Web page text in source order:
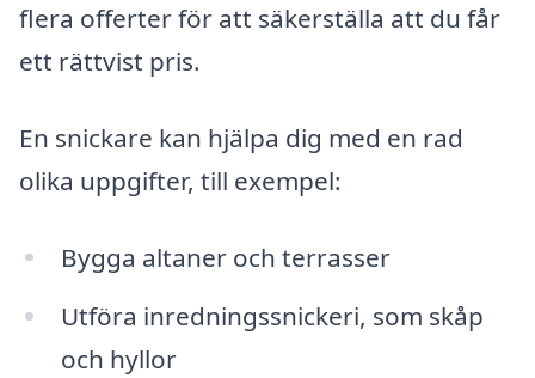
flera offerter för att säkerställa att du får
ett rättvist pris.
En snickare kan hjälpa dig med en rad
olika uppgifter, till exempel:
Bygga altaner och terrasser
Utföra inredningssnickeri, som skåp
och hyllor